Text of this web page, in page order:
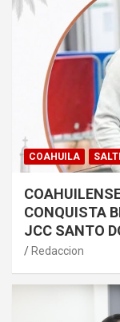
COAHUILA
CONQUISTA
JCC SANTO
Redaccion